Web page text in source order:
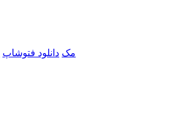
برنامه‌های Adobe مک دانلود فتوشاپ